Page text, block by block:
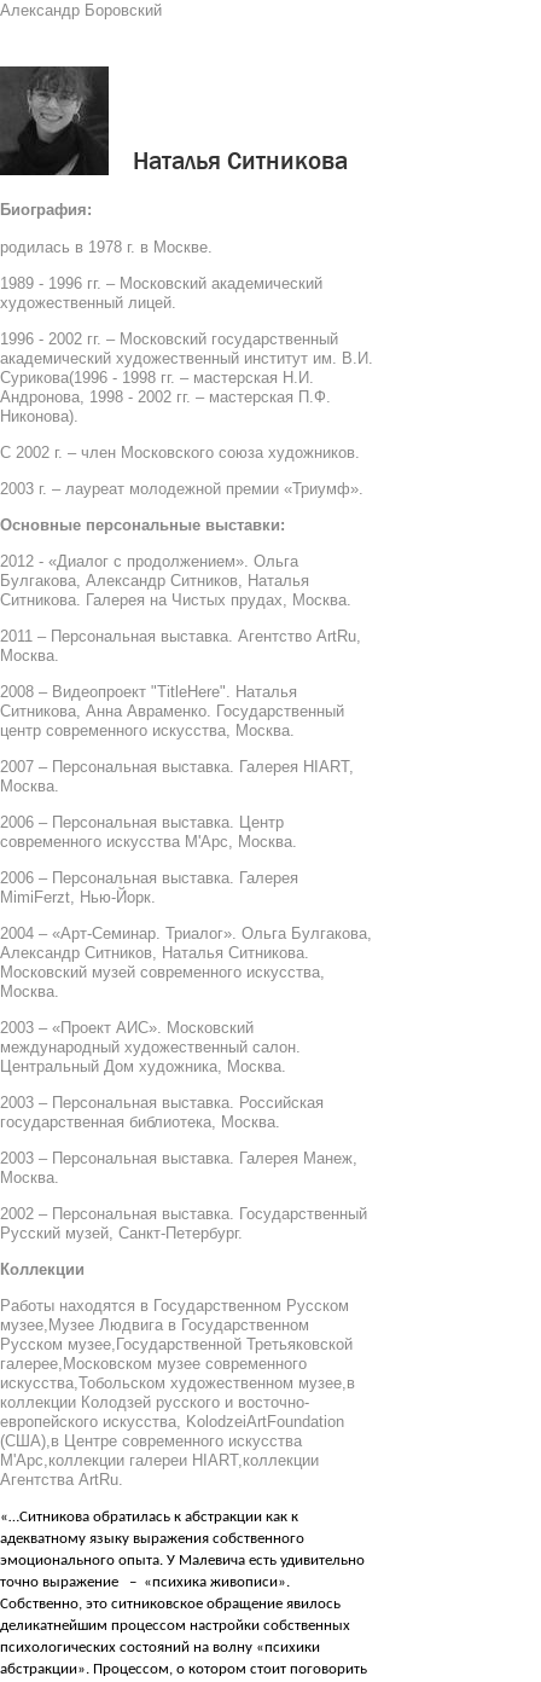
Александр Боровский
Наталья Ситникова
Биография:
родилась в 1978 г. в Москве.
1989 - 1996 гг. – Московский академический
художественный лицей.
1996 - 2002 гг. – Московский государственный
академический художественный институт им. В.И.
Сурикова(1996 - 1998 гг. – мастерская Н.И.
Андронова, 1998 - 2002 гг. – мастерская П.Ф.
Никонова).
С 2002 г. – член Московского союза художников.
2003 г. – лауреат молодежной премии «Триумф».
Основные персональные выставки:
2012 - «Диалог с продолжением». Ольга
Булгакова, Александр Ситников, Наталья
Ситникова. Галерея на Чистых прудах, Москва.
2011 – Персональная выставка. Агентство ArtRu,
Москва.
2008 – Видеопроект "TitleHere". Наталья
Ситникова, Анна Авраменко. Государственный
центр современного искусства, Москва.
2007 – Персональная выставка. Галерея HIART,
Москва.
2006 – Персональная выставка. Центр
современного искусства М'Арс, Москва.
2006 – Персональная выставка. Галерея
MimiFerzt, Нью-Йорк.
2004 – «Арт-Семинар. Триалог». Ольга Булгакова,
Александр Ситников, Наталья Ситникова.
Московский музей современного искусства,
Москва.
2003 – «Проект АИС». Московский
международный художественный салон.
Центральный Дом художника, Москва.
2003 – Персональная выставка. Российская
государственная библиотека, Москва.
2003 – Персональная выставка. Галерея Манеж,
Москва.
2002 – Персональная выставка. Государственный
Русский музей, Санкт-Петербург.
Коллекции
Работы находятся в Государственном Русском
музее,Музее Людвига в Государственном
Русском музее,Государственной Третьяковской
галерее,Московском музее современного
искусства,Тобольском художественном музее,в
коллекции Колодзей русского и восточно-
европейского искусства, KolodzeiArtFoundation
(США),в Центре современного искусства
М'Арс,коллекции галереи HIART,коллекции
Агентства ArtRu.
«…Ситникова обратилась к абстракции как к
адекватному языку выражения собственного
эмоционального опыта. У Малевича есть удивительно
точно выражение – «психика живописи».
Собственно, это ситниковское обращение явилось
деликатнейшим процессом настройки собственных
психологических состояний на волну «психики
абстракции». Процессом, о котором стоит поговорить